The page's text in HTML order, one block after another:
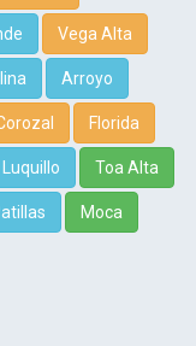
Vega Alta
Arroyo
Florida
Luquillo Toa Alta
Moca